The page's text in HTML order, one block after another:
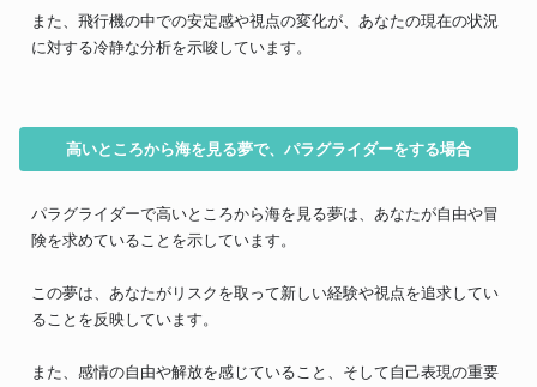
また、飛行機の中での安定感や視点の変化が、あなたの現在の状況
に対する冷静な分析を示唆しています。
高いところから海を見る夢で、パラグライダーをする場合
パラグライダーで高いところから海を見る夢は、あなたが自由や冒
険を求めていることを示しています。
この夢は、あなたがリスクを取って新しい経験や視点を追求してい
ることを反映しています。
また、感情の自由や解放を感じていること、そして自己表現の重要